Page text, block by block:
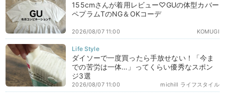
155cmさんが着用レビュー♡GUの体型カバー
ペプラムTのNG＆OKコーデ
KOMUGI
2026/08/07 11:00
ダイソーで一度買ったら手放せない！「今ま
での苦労は一体…」ってくらい優秀なスポン
ジ3選
michill ライフスタイル
2026/08/07 11:00